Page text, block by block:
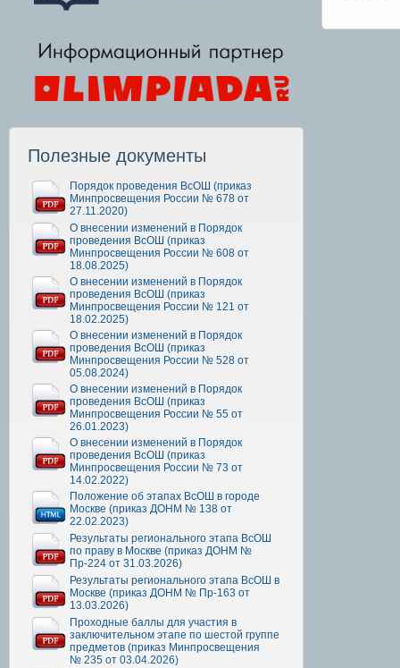
Полезные документы
Порядок проведения ВсОШ (приказ
Минпросвещения России № 678 от
27.11.2020)
О внесении изменений в Порядок
проведения ВсОШ (приказ
Минпросвещения России № 608 от
18.08.2025)
О внесении изменений в Порядок
проведения ВсОШ (приказ
Минпросвещения России № 121 от
18.02.2025)
О внесении изменений в Порядок
проведения ВсОШ (приказ
Минпросвещения России № 528 от
05.08.2024)
О внесении изменений в Порядок
проведения ВсОШ (приказ
Минпросвещения России № 55 от
26.01.2023)
О внесении изменений в Порядок
проведения ВсОШ (приказ
Минпросвещения России № 73 от
14.02.2022)
Положение об этапах ВсОШ в городе
Москве (приказ ДОНМ № 138 от
22.02.2023)
Результаты регионального этапа ВсОШ
по праву в Москве (приказ ДОНМ №
Пр-224 от 31.03.2026)
Результаты регионального этапа ВсОШ в
Москве (приказ ДОНМ № Пр-163 от
13.03.2026)
Проходные баллы для участия в
заключительном этапе по шестой группе
предметов (приказ Минпросвещения
№ 235 от 03.04.2026)